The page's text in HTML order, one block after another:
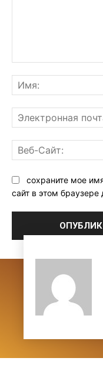
сохраните мое
сайт в этом